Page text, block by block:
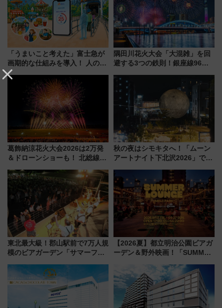
「うまいこと考えた」富士急が
画期的な仕組みを導入！ 人のか
わりにスマホが並ぶ「分身く
ん」始動
隅田川花火大会「大混雑」を回
避する3つの鉄則！銀座線96本
ツリー駅の規制まとめ 7/25開催
（2026年）
葛飾納涼花火大会2026は2万発
＆ドローンショーも！ 北総線を
車、観覧スポット情報と周辺観
光まとめ（7/28開催）
秋の夜はシモキタへ！「ムーン
アートナイト下北沢2026」でイ
を満喫しよう
東北最大級！郡山駅前で7万人規
模のビアガーデン「サマーフェ
7/24-26開催！ 有料席はJRE
MALLで予約可能
【2026夏】都立明治公園ビアガ
ーデン＆野外映画！「SUMMER
ケジュール 夜風とビール、映画
を満喫！